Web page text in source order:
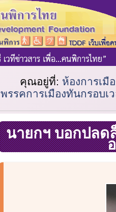
คุณอยู่ที่: ห้องการเมื
พรรคการเมืองทันกรอบ
นายกฯ บอกปลด